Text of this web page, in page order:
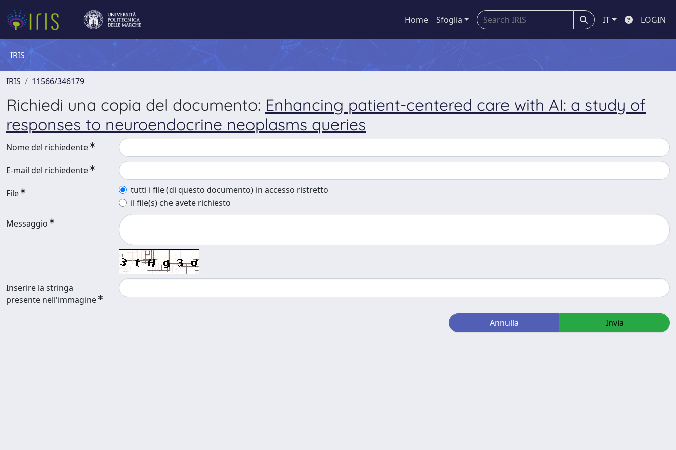
Home Sfoglia IT LOGIN
IRIS
IRIS 11566/346179
Richiedi una copia del documento: Enhancing patient-centered care with AI: a study of
responses to neuroendocrine neoplasms queries
Nome del richiedente
E-mail del richiedente
File
tutti i file (di questo documento) in accesso ristretto
il file(s) che avete richiesto
Messaggio
Inserire la stringa
presente nell'immagine
Annulla Invia